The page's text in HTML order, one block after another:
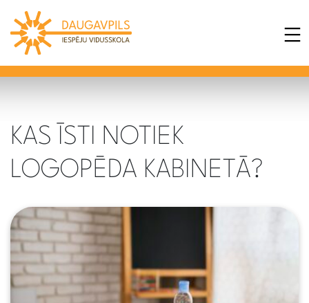
KAS ĪSTI NOTIEK
LOGOPĒDA KABINETĀ?